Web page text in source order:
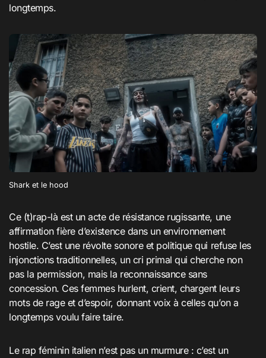
longtemps.
Shark et le hood
Ce (t)rap-là est un acte de résistance rugissante, une
affirmation fière d’existence dans un environnement
hostile. C’est une révolte sonore et politique qui refuse les
injonctions traditionnelles, un cri primal qui cherche non
pas la permission, mais la reconnaissance sans
concession. Ces femmes hurlent, crient, chargent leurs
mots de rage et d’espoir, donnant voix à celles qu’on a
longtemps voulu faire taire.
Le rap féminin italien n’est pas un murmure : c’est un